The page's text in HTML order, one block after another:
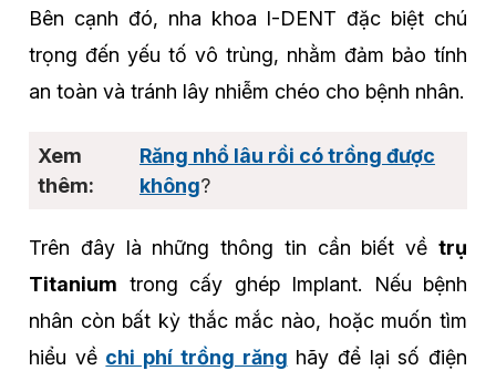
Bên cạnh đó, nha khoa I-DENT đặc biệt chú
trọng đến yếu tố vô trùng, nhằm đảm bảo tính
an toàn và tránh lây nhiễm chéo cho bệnh nhân.
Răng nhổ lâu rồi có trồng được
không?
Trên đây là những thông tin cần biết về trụ
Titanium trong cấy ghép Implant. Nếu bệnh
nhân còn bất kỳ thắc mắc nào, hoặc muốn tìm
hiểu về chi phí trồng răng hãy để lại số điện